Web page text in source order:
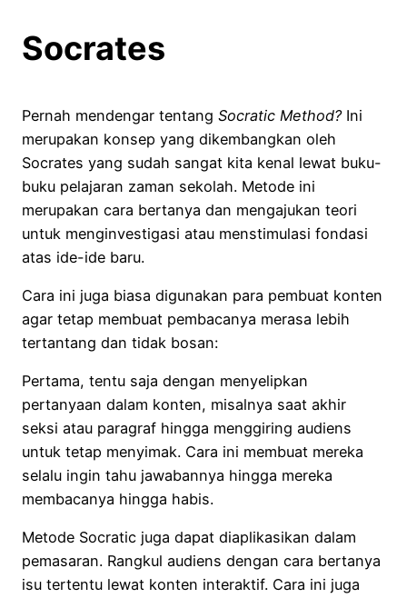
Socrates
Pernah mendengar tentang Socratic Method?Ini
merupakan konsep yang dikembangkan oleh
Socrates yang sudah sangat kita kenal lewat buku-
buku pelajaran zaman sekolah. Metode ini
merupakan cara bertanya dan mengajukan teori
untuk menginvestigasi atau menstimulasi fondasi
atas ide-ide baru.
Cara ini juga biasa digunakan para pembuat konten
agar tetap membuat pembacanya merasa lebih
tertantang dan tidak bosan:
Pertama, tentu saja dengan menyelipkan
pertanyaan dalam konten, misalnya saat akhir
seksi atau paragraf hingga menggiring audiens
untuk tetap menyimak. Cara ini membuat mereka
selalu ingin tahu jawabannya hingga mereka
membacanya hingga habis.
Metode Socratic juga dapat diaplikasikan dalam
pemasaran. Rangkul audiens dengan cara bertanya
isu tertentu lewat konten interaktif. Cara ini juga